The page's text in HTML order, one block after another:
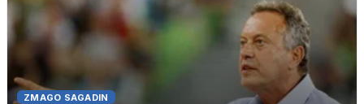
ZMAGO SAGADIN